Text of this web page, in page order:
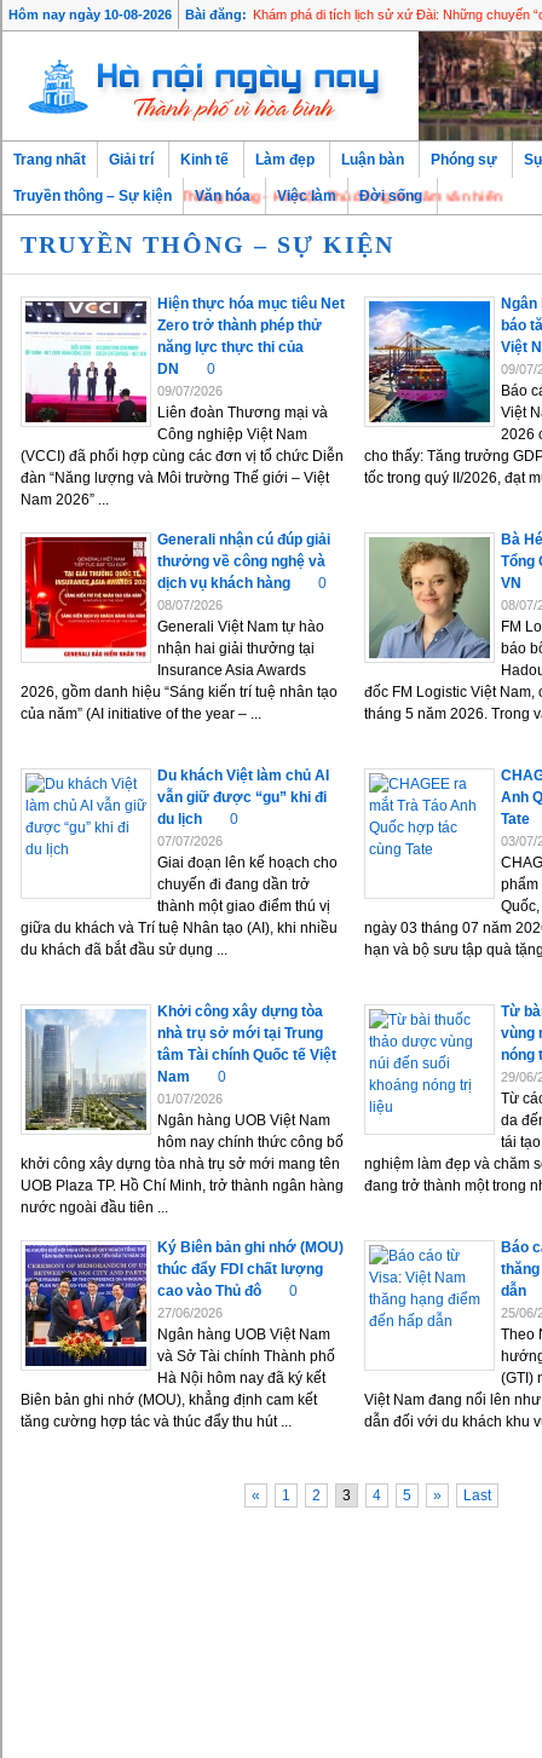
Hôm nay ngày 10-08-2026 Bài đăng: Khám phá di tích lịch sử xứ Đài: Những chuyến
mừng bạn đến với Thăng Long - Hà Nội, Thủ đô ngàn năm văn hiến
Trang nhất Giải trí Kinh tế Làm đẹp Luận bàn Phóng sự
Truyền thông – Sự kiện Văn hóa Việc làm Đời sống
TRUYỀN THÔNG – SỰ KIỆN
Hiện thực hóa mục tiêu Net
Zero trở thành phép thử
năng lực thực thi của
DN
0
09/07/2026
Liên đoàn Thương mại và
Công nghiệp Việt Nam
(VCCI) đã phối hợp cùng các đơn vị tổ chức Diễn
đàn “Năng lượng và Môi trường Thế giới – Việt
Nam 2026” ...
báo
Việt
09/07/
Báo
Việt
2026
cho thấy: Tăng trưởng
tốc trong quý II/2026, đạt
Generali nhận cú đúp giải
thưởng về công nghệ và
dịch vụ khách hàng
0
08/07/2026
Generali Việt Nam tự hào
nhận hai giải thưởng tại
Insurance Asia Awards
2026, gồm danh hiệu “Sáng kiến trí tuệ nhân tạo
của năm” (AI initiative of the year – ...
Bà
Tổng
VN
08/07/
FM
báo
đốc FM Logistic Việt
tháng 5 năm 2026. Trong
Du khách Việt làm chủ AI
vẫn giữ được “gu” khi đi
du lịch
0
07/07/2026
Giai đoạn lên kế hoạch cho
chuyến đi đang dần trở
thành một giao điểm thú vị
giữa du khách và Trí tuệ Nhân tạo (AI), khi nhiều
du khách đã bắt đầu sử dụng ...
Anh
Tate
03/07/
phẩm
ngày 03 tháng 07 năm
hạn và bộ sưu tập quà
Khởi công xây dựng tòa
nhà trụ sở mới tại Trung
tâm Tài chính Quốc tế Việt
Nam
0
01/07/2026
Ngân hàng UOB Việt Nam
hôm nay chính thức công bố
khởi công xây dựng tòa nhà trụ sở mới mang tên
UOB Plaza TP. Hồ Chí Minh, trở thành ngân hàng
nước ngoài đầu tiên ...
Từ
vùng
nóng
29/06/
Từ
da
tái
nghiệm làm đẹp và chăm
đang trở thành một trong
Ký Biên bản ghi nhớ (MOU)
thúc đẩy FDI chất lượng
cao vào Thủ đô
0
27/06/2026
Ngân hàng UOB Việt Nam
và Sở Tài chính Thành phố
Hà Nội hôm nay đã ký kết
Biên bản ghi nhớ (MOU), khẳng định cam kết
tăng cường hợp tác và thúc đẩy thu hút ...
Báo
thăng
dẫn
25/06/
Theo
(GTI)
Việt Nam đang nổi lên
dẫn đối với du khách khu
« 1 2 3 4 5 » Last